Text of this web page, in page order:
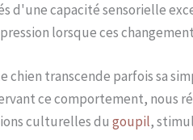
d'une capacité sensorielle
lorsque ces
transcende parfois sa
ce comportement, nous
culturelles dugoupil,